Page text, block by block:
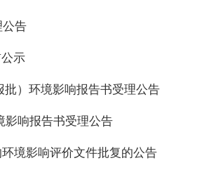
公告
示
）环境影响报告书受理公告
影响报告书受理公告
境影响评价文件批复的公告